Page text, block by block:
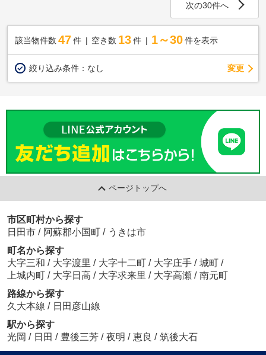
次の30件へ
該当物件数 47件 空き数 13 件 1～30 件を表示
絞り込み条件： なし 変更
ページトップへ
市区町村から探す
日田市 / 阿蘇郡小国町 / うきは市
町名から探す
大字三和 / 大字渡里 / 大字十二町 / 大字庄手 / 城町 /
上城内町 / 大字日高 / 大字求来里 / 大字高瀬 / 南元町
路線から探す
久大本線 / 日田彦山線
駅から探す
光岡 / 日田 / 豊後三芳 / 夜明 / 恵良 / 筑後大石